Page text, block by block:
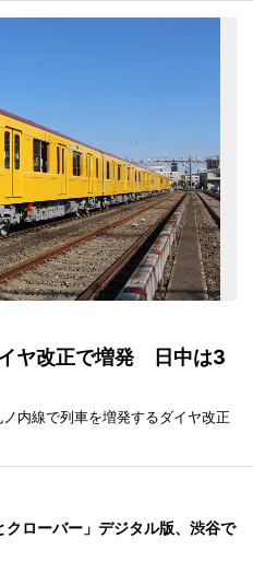
ヤ改正で増発 日中は3
内線で列車を増発するダイヤ改正
クローバー」デジタル版、渋谷で